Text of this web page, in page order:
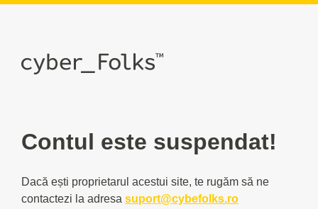
Contul este suspendat!
Dacă ești proprietarul acestui site, te rugăm să ne
contactezi la adresa suport@cybefolks.ro